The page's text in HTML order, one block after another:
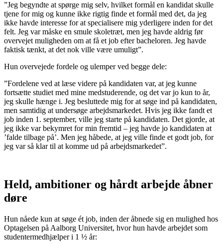
”Jeg begyndte at spørge mig selv, hvilket formål en kandidat skulle
tjene for mig og kunne ikke rigtig finde et formål med det, da jeg
ikke havde interesse for at specialisere mig yderligere inden for det
felt. Jeg var måske en smule skoletræt, men jeg havde aldrig før
overvejet muligheden om at få et job efter bacheloren. Jeg havde
faktisk tænkt, at det nok ville være umuligt”.
Hun overvejede fordele og ulemper ved begge dele:
”Fordelene ved at læse videre på kandidaten var, at jeg kunne
fortsætte studiet med mine medstuderende, og det var jo kun to år,
jeg skulle hænge i. Jeg besluttede mig for at søge ind på kandidaten,
men samtidig at undersøge arbejdsmarkedet. Hvis jeg ikke fandt et
job inden 1. september, ville jeg starte på kandidaten. Det gjorde, at
jeg ikke var bekymret for min fremtid – jeg havde jo kandidaten at
’falde tilbage på’. Men jeg håbede, at jeg ville finde et godt job, for
jeg var så klar til at komme ud på arbejdsmarkedet”.
Held, ambitioner og hårdt arbejde åbner
døre
Hun nåede kun at søge ét job, inden der åbnede sig en mulighed hos
Optagelsen på Aalborg Universitet, hvor hun havde arbejdet som
studentermedhjælper i 1 ½ år: